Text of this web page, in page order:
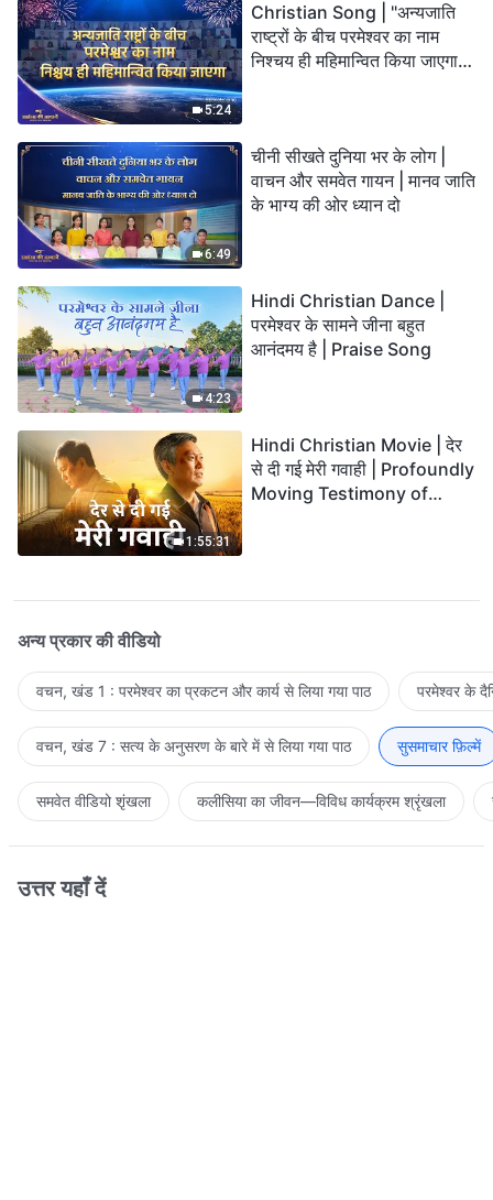
5:24
Christian Song | "अन्यजाति
राष्ट्रों के बीच परमेश्वर का नाम
निश्चय ही महिमान्वित किया जाएगा" |
6:49
चीनी सीखते दुनिया भर के लोग |
वाचन और समवेत गायन | मानव जाति
के भाग्य की ओर ध्यान दो
4:23
Hindi Christian Dance |
परमेश्वर के सामने जीना बहुत
आनंदमय है | Praise Song
1:55:31
Hindi Christian Movie | देर
से दी गई मेरी गवाही | Profoundly
Moving Testimony of
अन्य प्रकार की वीडियो
वचन, खंड 1 : परमेश्वर का प्रकटन और कार्य से लिया गया पाठ परमेश्वर के
वचन, खंड 7 : सत्य के अनुसरण के बारे में से लिया गया पाठ सुसमाचार फ़िल्में
समवेत वीडियो शृंखला कलीसिया का जीवन—विविध कार्यक्रम श्रृंखला
उत्तर यहाँ दें